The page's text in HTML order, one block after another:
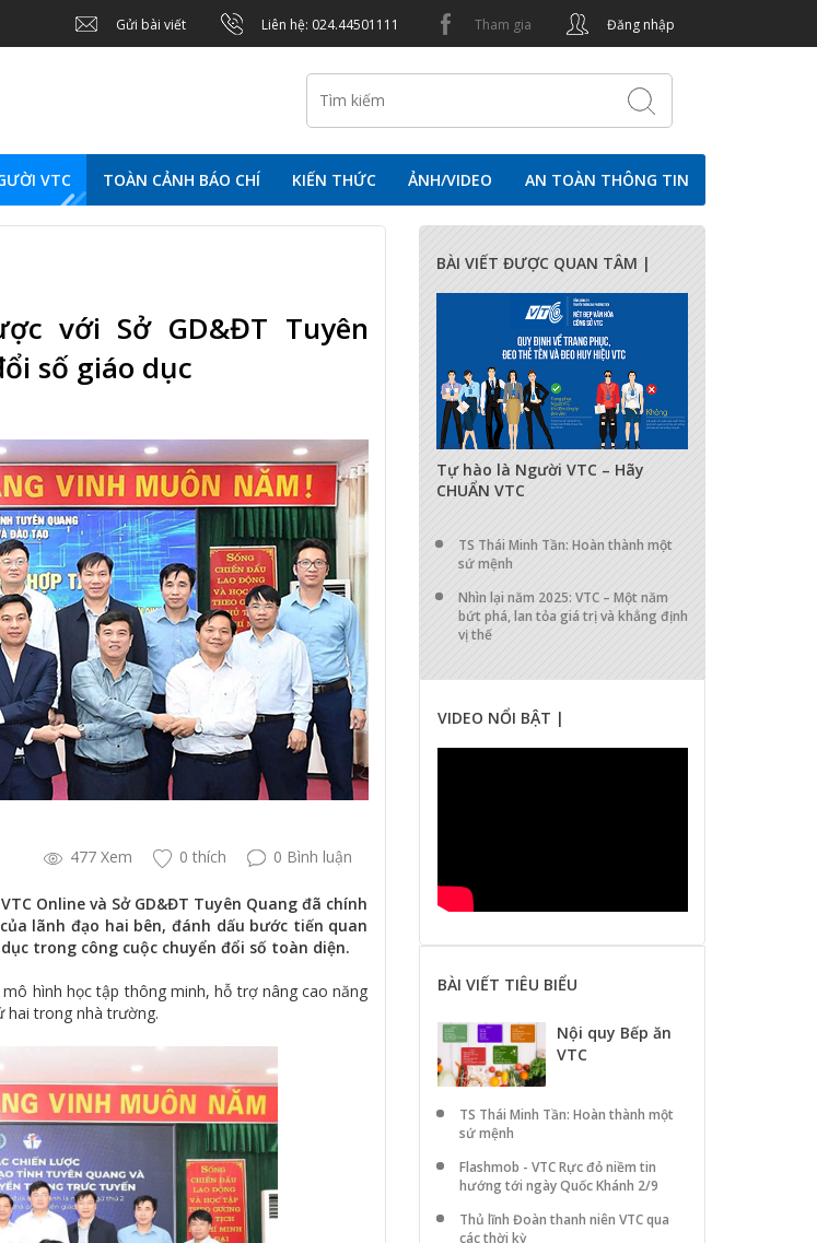
Gửi bài viết Liên hệ: 024.44501111 Tham gia Đăng nhập
VTC TOÀN CẢNH BÁO CHÍ KIẾN THỨC ẢNH/VIDEO AN TOÀN THÔNG TIN
với Sở GD&ĐT Tuyên
số giáo dục
477 Xem 0 thích 0 Bình luận
Online và Sở GD&ĐT Tuyên Quang đã chính
lãnh đạo hai bên, đánh dấu bước tiến quan
trong công cuộc chuyển đổi số toàn diện.
hình học tập thông minh, hỗ trợ nâng cao năng
hai trong nhà trường.
BÀI VIẾT ĐƯỢC QUAN TÂM |
Tự hào là Người VTC – Hãy
CHUẨN VTC
TS Thái Minh Tần: Hoàn thành một
sứ mệnh
Nhìn lại năm 2025: VTC – Một năm
bứt phá, lan tỏa giá trị và khẳng định
vị thế
VIDEO NỔI BẬT |
BÀI VIẾT TIÊU BIỂU
Nội quy Bếp ăn
VTC
TS Thái Minh Tần: Hoàn thành một
sứ mệnh
Flashmob - VTC Rực đỏ niềm tin
hướng tới ngày Quốc Khánh 2/9
Thủ lĩnh Đoàn thanh niên VTC qua
các thời kỳ